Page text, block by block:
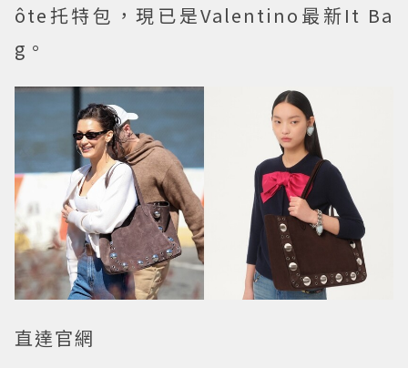
ôte托特包，現已是Valentino最新It Ba
g。
直達官網